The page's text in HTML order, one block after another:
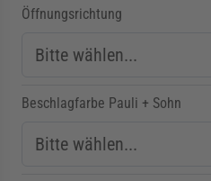
Öffnungsrichtung
Beschlagfarbe Pauli + Sohn